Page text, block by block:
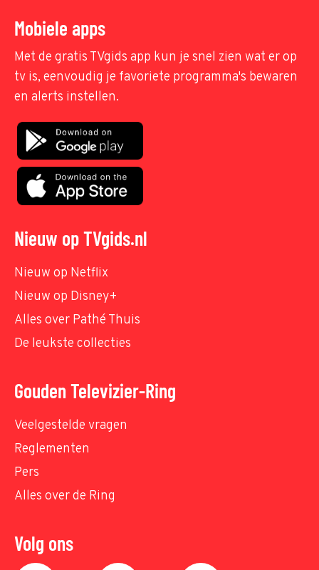
Mobiele apps
Met de gratis TVgids app kun je snel zien wat er op
tv is, eenvoudig je favoriete programma's bewaren
en alerts instellen.
Nieuw op TVgids.nl
Nieuw op Netflix
Nieuw op Disney+
Alles over Pathé Thuis
De leukste collecties
Gouden Televizier-Ring
Veelgestelde vragen
Reglementen
Pers
Alles over de Ring
Volg ons